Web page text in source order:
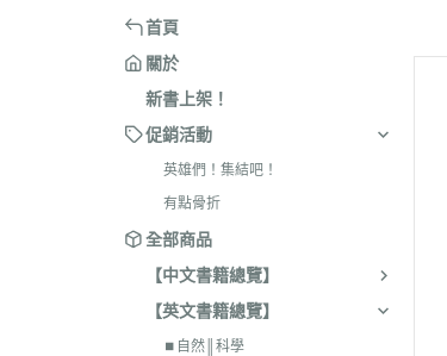
首頁
關於
新書上架！
促銷活動
英雄們！集結吧！
有點骨折
全部商品
【中文書籍總覽】
【英文書籍總覽】
⏹︎自然║科學